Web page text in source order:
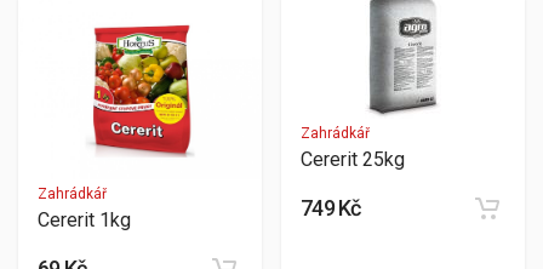
Zahrádkář
Cererit 1kg
Zahrádkář
Cererit 25kg
749 Kč